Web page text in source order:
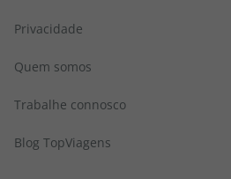
Privacidade
Quem somos
Trabalhe connosco
Blog TopViagens